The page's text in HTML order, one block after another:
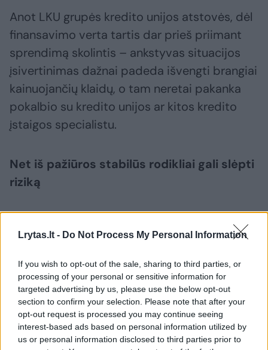
Lrytas.lt - Do Not Process My Personal Information
If you wish to opt-out of the sale, sharing to third parties, or
processing of your personal or sensitive information for
targeted advertising by us, please use the below opt-out
section to confirm your selection. Please note that after your
opt-out request is processed you may continue seeing
interest-based ads based on personal information utilized by
us or personal information disclosed to third parties prior to
Anot LKU grupės kredito unijos atstovės, dėl
finansavimo verta tartis dar prieš priimant
sprendimą skolintis – ankstyvas situacijos
įsivertinimas dažnai padeda išvengti brangiai
kainuojančių klaidų, o tam neretai pakanka
pokalbio su kredito unijos ar kitos kredito
įstaigos specialistu.
Net iš pažiūros stabilūs rodikliai gali slėpti
riziką
A. Baranovė pabrėžia, kad viena dažniausių
klaidų – manyti, kad viskas kontroliuojama
tol, kol verslas veikia „pagal planą“, kai
pajamos padengia išlaidas, tačiau
nenumatytiems atvejams nelieka jokios
finansinės pagalvės.